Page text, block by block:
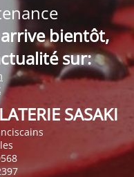
bientôt,
sur:
SASAKI